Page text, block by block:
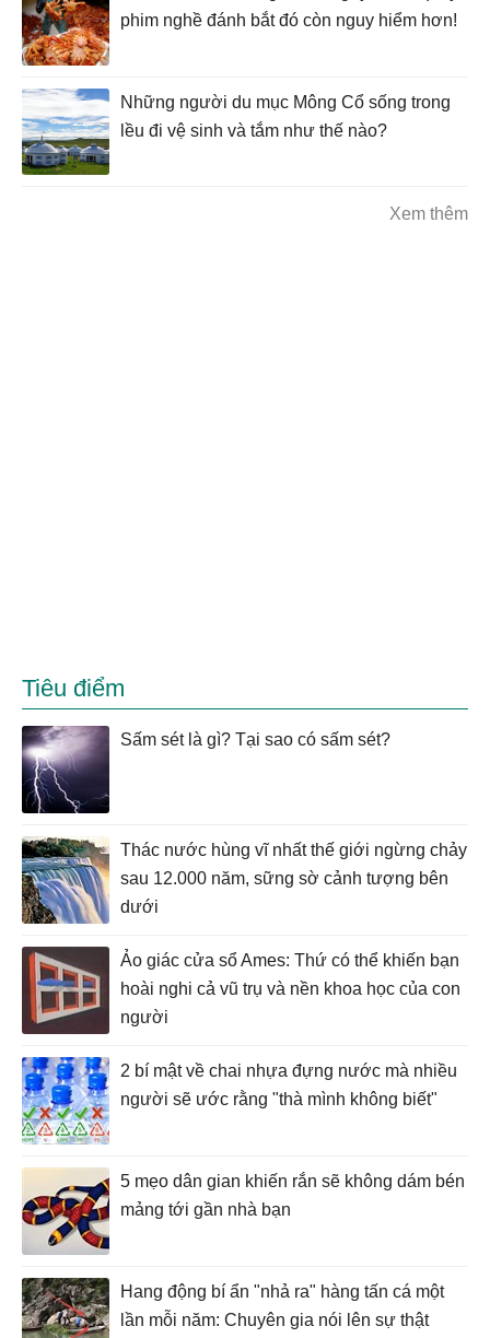
phim nghề đánh bắt đó còn nguy hiểm hơn!
Những người du mục Mông Cổ sống trong
lều đi vệ sinh và tắm như thế nào?
Xem thêm
Tiêu điểm
Sấm sét là gì? Tại sao có sấm sét?
Thác nước hùng vĩ nhất thế giới ngừng chảy
sau 12.000 năm, sững sờ cảnh tượng bên
dưới
Ảo giác cửa sổ Ames: Thứ có thể khiến bạn
hoài nghi cả vũ trụ và nền khoa học của con
người
2 bí mật về chai nhựa đựng nước mà nhiều
người sẽ ước rằng "thà mình không biết"
5 mẹo dân gian khiến rắn sẽ không dám bén
mảng tới gần nhà bạn
Hang động bí ẩn "nhả ra" hàng tấn cá một
lần mỗi năm: Chuyên gia nói lên sự thật